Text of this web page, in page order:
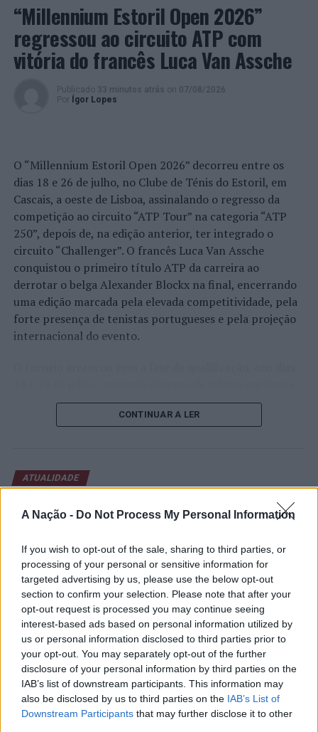
A Nação - Do Not Process My Personal Information
If you wish to opt-out of the sale, sharing to third parties, or
processing of your personal or sensitive information for
targeted advertising by us, please use the below opt-out
section to confirm your selection. Please note that after your
opt-out request is processed you may continue seeing
interest-based ads based on personal information utilized by
us or personal information disclosed to third parties prior to
your opt-out. You may separately opt-out of the further
disclosure of your personal information by third parties on the
IAB’s list of downstream participants. This information may
also be disclosed by us to third parties on the IAB’s List of
Downstream Participants that may further disclose it to other
“Millennium Estoril Open 2026”
regressou ao circuito ATP com
vitória do francês Luca Van Assche
Publicado 33 minutos atrás on 07/08/2026
Por
Ígor Lopes
O “Millennium Estoril Open 2026” decorreu entre os
dias 18 e 26 de julho, no Clube de Ténis do Estoril, em
Cascais, a oeste de Lisboa, assinalando o regresso da
competição ao circuito “ATP Tour” na categoria “ATP
250”, depois de, na edição anterior, ter integrado o
circuito “Challenger”. O francês Luca Van Assche
conquistou o primeiro título ATP da carreira ao
derrotar o belga Alexander Blockx na final, encerrando
uma edição marcada pela elevada competitividade, pela
forte presença de tenistas portugueses e pela projeção
internacional do evento.
de um lugar no quadro principal. A cerimónia de
abertura contou com a presença do presidente da
início de uma competição que voltou a colocar o
concelho no centro do calendário internacional do
como Casper Ruud (Noruega), Alejandro Davidovich
Fokina (Espanha) e Matteo Arnaldi (Itália), a prova
apresentou um quadro competitivo de elevado nível,
liderado pelo russo Andrey Rublev, primeiro cabeça de
série, pelo italiano Luciano Darderi, pelo chileno
Alejandro Tabilo e pelo belga Alexander Blockx.
Um dos momentos mais aguardados da semana foi
também o regresso do suíço Stan Wawrinka ao Estoril,
integrado na digressão de despedida do antigo vencedor
de três torneios do Grand Slam.
CONTINUAR A LER
ATUALIDADE
Castelo Branco: “Bienal
Internacional de Artes e Ofícios”
promete afirmar artesanato,
património e inovação como
“motores de desenvolvimento
económico e cultural” do município
português
Publicado 7 horas atrás on 07/08/2026
Ígor Lopes